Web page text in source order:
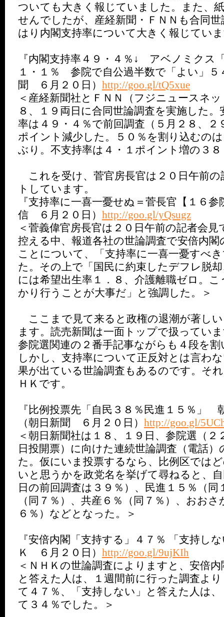
ついても大きく報じていました。また、
せんでしたが、産経新聞・ＦＮＮも合同
はり内閣支持率について大きく報じてい
『内閣支持率４９・４％↓ アベノミクス
１・１％ 参院で自公過半数で「よい」５
聞 ６月２０日） http://goo.gl/tQ5xue
＜産経新聞社とＦＮＮ（フジニュースネ
８、１９両日に合同世論調査を実施した
率は４９・４％で前回調査（５月２８、２
ポイント減少した。５０％を割り込むの
ぶり。不支持率は４・１ポイント増の３
これを受け、菅官房長官は２０日午前の
トしています。
『支持率に一喜一憂せぬ＝菅長官【１６参
信 ６月２０日） http://goo.gl/yQsugz
＜菅義偉官房長官は２０日午前の記者会
控える中、報道各社の世論調査で安倍内
ことについて、「支持率に一喜一憂すべ
た。その上で「国民に約束したデフレ脱
には希望出生率１．８、介護離職ゼロ。
かり行うことが大事だ」と強調した。＞
ここまで見て来ると政権の退潮が著し
ます。読売新聞は一面トップで扱ってい
参院選関連の２番手記事ながらも４段を
しかし、支持率について正反対とは言わ
果が出ている世論調査もあるのです。そ
ＨＫです。
『比例投票先「自民３８％民進１５％」
（朝日新聞 ６月２０日） http://goo.gl/
＜朝日新聞社は１８、１９日、参院選（２
日投開票）に向けた連続世論調査（電話
た。仮にいま投票するなら、比例区では
いと思うかを政党名を挙げて尋ねると、
日の前回調査は３９％）、民進１５％（同
（同７％）、共産６％（同７％）、おお
６％）などとなった。＞
『安倍内閣「支持する」４７％ 「支持し
Ｋ ６月２０日） http://goo.gl/9ujKIh
＜ＮＨＫの世論調査によりますと、安倍
と答えた人は、１週間前に行った調査よ
て４７％、「支持しない」と答えた人は
て３４％でした。＞